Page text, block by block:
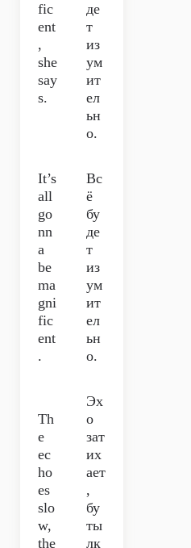
fic
ent
,
she
say
s.
де
т
из
ум
ит
ел
ьн
о.
It’s
all
go
nn
a
be
ma
gni
fic
ent
.
Вс
ё
бу
де
т
из
ум
ит
ел
ьн
о.
Th
e
ec
ho
es
slo
w,
the
Эх
о
зат
их
ает
,
бу
ты
лк